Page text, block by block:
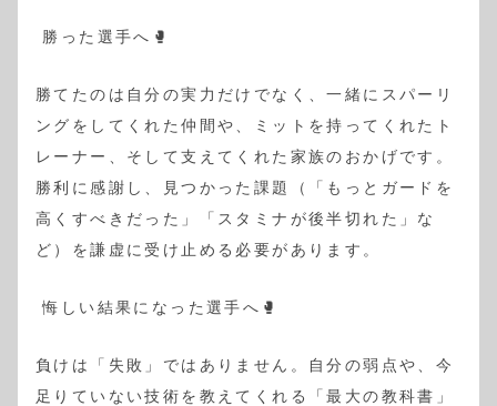
勝った選手へ🥊
勝てたのは自分の実力だけでなく、一緒にスパーリ
ングをしてくれた仲間や、ミットを持ってくれたト
レーナー、そして支えてくれた家族のおかげです。
勝利に感謝し、見つかった課題（「もっとガードを
高くすべきだった」「スタミナが後半切れた」な
ど）を謙虚に受け止める必要があります。
悔しい結果になった選手へ🥊
負けは「失敗」ではありません。自分の弱点や、今
足りていない技術を教えてくれる「最大の教科書」